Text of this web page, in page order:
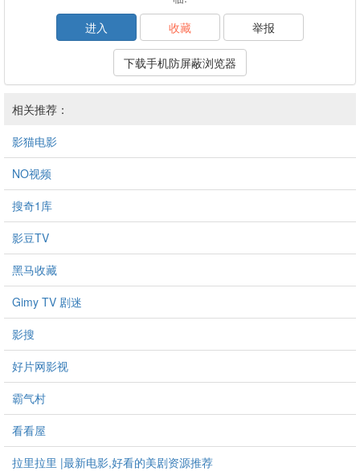
进入
收藏 举报
下载手机防屏蔽浏览器
相关推荐：
影猫电影
NO视频
搜奇1库
影豆TV
黑马收藏
Gimy TV 剧迷
影搜
好片网影视
霸气村
看看屋
拉里拉里 |最新电影,好看的美剧资源推荐